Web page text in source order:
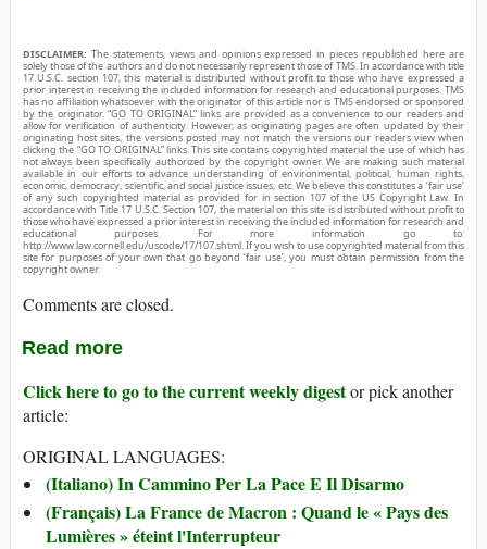
DISCLAIMER: The statements, views and opinions expressed in pieces republished here are
solely those of the authors and do not necessarily represent those of TMS. In accordance with title
17 U.S.C. section 107, this material is distributed without profit to those who have expressed a
prior interest in receiving the included information for research and educational purposes. TMS
has no affiliation whatsoever with the originator of this article nor is TMS endorsed or sponsored
by the originator. “GO TO ORIGINAL” links are provided as a convenience to our readers and
allow for verification of authenticity. However, as originating pages are often updated by their
originating host sites, the versions posted may not match the versions our readers view when
clicking the “GO TO ORIGINAL” links. This site contains copyrighted material the use of which has
not always been specifically authorized by the copyright owner. We are making such material
available in our efforts to advance understanding of environmental, political, human rights,
economic, democracy, scientific, and social justice issues, etc. We believe this constitutes a ‘fair use’
of any such copyrighted material as provided for in section 107 of the US Copyright Law. In
accordance with Title 17 U.S.C. Section 107, the material on this site is distributed without profit to
those who have expressed a prior interest in receiving the included information for research and
educational purposes. For more information go to:
http://www.law.cornell.edu/uscode/17/107.shtml. If you wish to use copyrighted material from this
site for purposes of your own that go beyond ‘fair use’, you must obtain permission from the
copyright owner.
Comments are closed.
Read more
Click here to go to the current weekly digestor pick another
article:
ORIGINAL LANGUAGES:
(Italiano) In Cammino Per La Pace E Il Disarmo
(Français) La France de Macron : Quand le « Pays des
Lumières » éteint l'Interrupteur